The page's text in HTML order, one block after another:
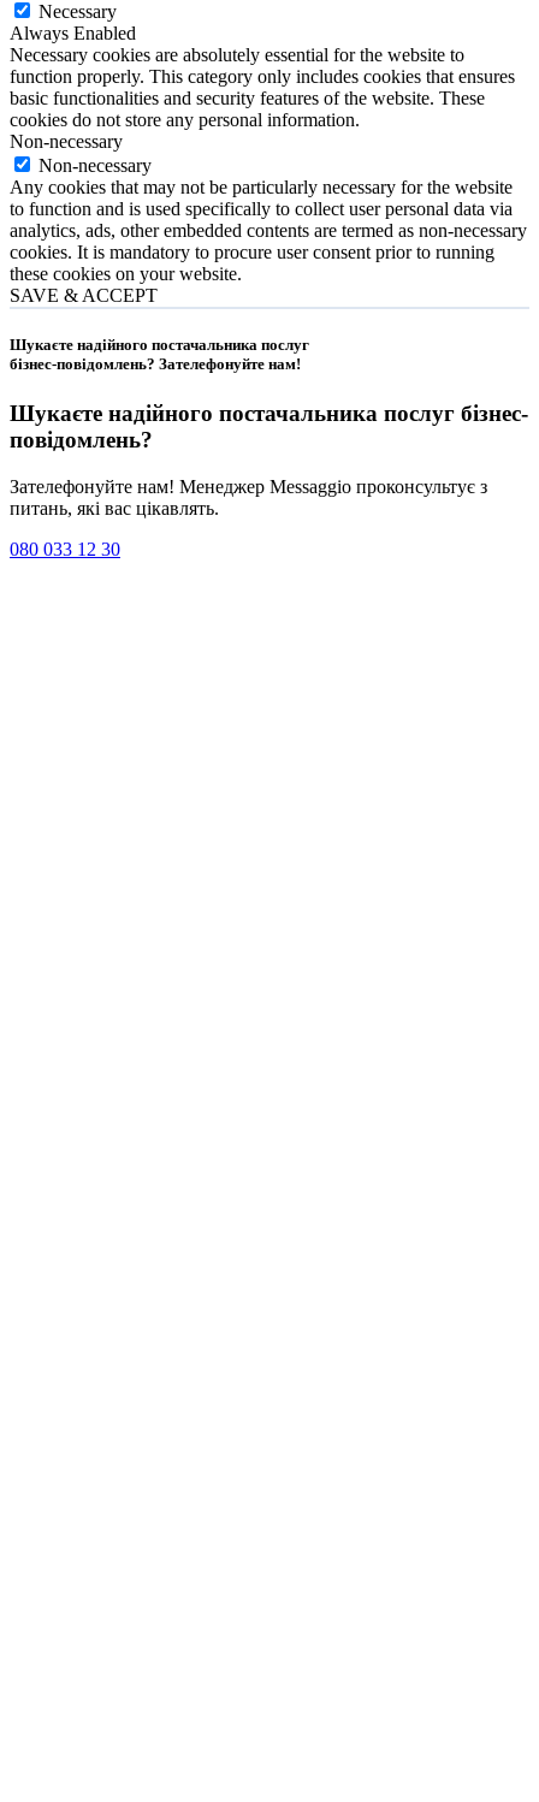
Necessary
Always Enabled
Necessary cookies are absolutely essential for the website to
function properly. This category only includes cookies that ensures
basic functionalities and security features of the website. These
cookies do not store any personal information.
Non-necessary
Non-necessary
Any cookies that may not be particularly necessary for the website
to function and is used specifically to collect user personal data via
analytics, ads, other embedded contents are termed as non-necessary
cookies. It is mandatory to procure user consent prior to running
these cookies on your website.
SAVE & ACCEPT
Шукаєте надійного постачальника послуг
бізнес-повідомлень? Зателефонуйте нам!
Шукаєте надійного постачальника послуг бізнес-
повідомлень?
Зателефонуйте нам! Менеджер Messaggio проконсультує з
питань, які вас цікавлять.
080 033 12 30